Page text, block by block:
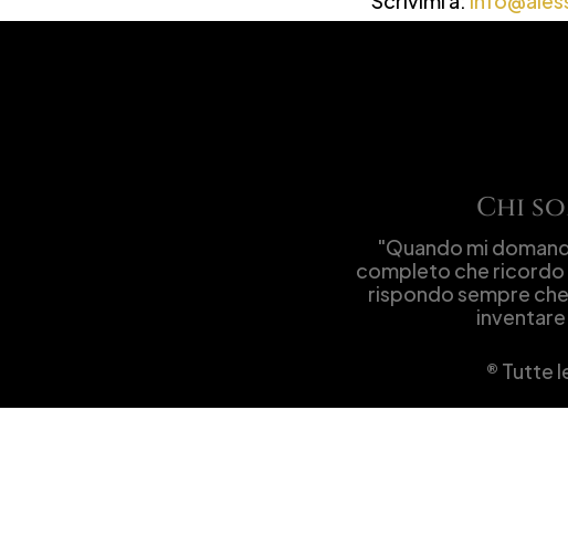
Chi
"Quando mi
completo che ricordo
rispondo sempre
® Tutte